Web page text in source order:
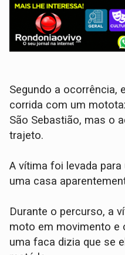
Segundo a ocorrência,
corrida com um
São Sebastião, mas o
trajeto.
A vítima foi levada
uma casa
Durante o percurso, a
moto em movimento e
uma faca dizia que se